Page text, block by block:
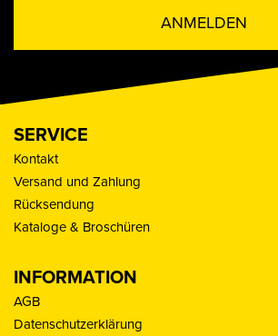
ANMELDEN
SERVICE
Kontakt
Versand und Zahlung
Rücksendung
Kataloge & Broschüren
INFORMATION
AGB
Datenschutzerklärung